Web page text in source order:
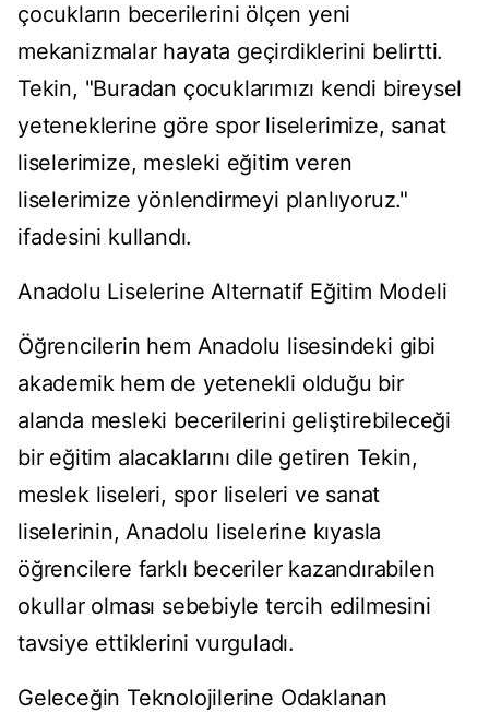
çocukların becerilerini ölçen yeni
mekanizmalar hayata geçirdiklerini belirtti.
Tekin, "Buradan çocuklarımızı kendi bireysel
yeteneklerine göre spor liselerimize, sanat
liselerimize, mesleki eğitim veren
liselerimize yönlendirmeyi planlıyoruz."
ifadesini kullandı.
Anadolu Liselerine Alternatif Eğitim Modeli
Öğrencilerin hem Anadolu lisesindeki gibi
akademik hem de yetenekli olduğu bir
alanda mesleki becerilerini geliştirebileceği
bir eğitim alacaklarını dile getiren Tekin,
meslek liseleri, spor liseleri ve sanat
liselerinin, Anadolu liselerine kıyasla
öğrencilere farklı beceriler kazandırabilen
okullar olması sebebiyle tercih edilmesini
tavsiye ettiklerini vurguladı.
Geleceğin Teknolojilerine Odaklanan